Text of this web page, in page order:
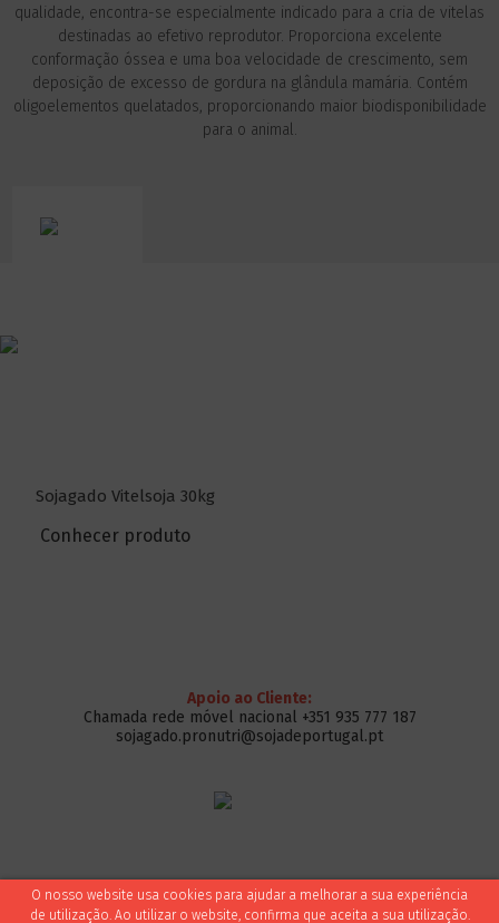
qualidade, encontra-se especialmente indicado para a cria de vitelas
destinadas ao efetivo reprodutor. Proporciona excelente
conformação óssea e uma boa velocidade de crescimento, sem
deposição de excesso de gordura na glândula mamária. Contém
oligoelementos quelatados, proporcionando maior biodisponibilidade
para o animal.
Sojagado Vitelsoja 30kg
Conhecer produto
Apoio ao Cliente:
Chamada rede móvel nacional +351 935 777 187
sojagado.pronutri@sojadeportugal.pt
O nosso website usa cookies para ajudar a melhorar a sua experiência
de utilização. Ao utilizar o website, confirma que aceita a sua utilização.